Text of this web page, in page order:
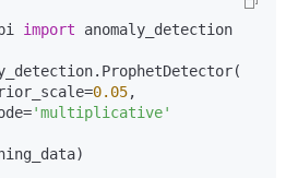
import anomaly_detection
0.05,
'multiplicative'